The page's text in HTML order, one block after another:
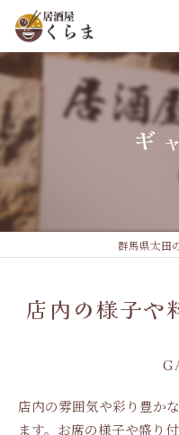
ギ
群馬県太田
店内の様子や
店内の雰囲気や彩り豊か
ます。お席の様子や盛り